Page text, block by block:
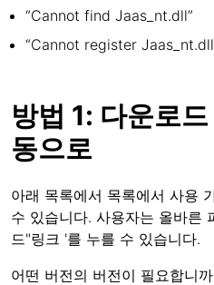
“Cannot find Jaas_nt.dll”
“Cannot register
방법 1: 다운로
동으로
아래 목록에서 목록에서 사용
수 있습니다. 사용자는 올바른
드"링크 '를 누를 수 있습니다.
어떤 버전의 버전이 필요합니